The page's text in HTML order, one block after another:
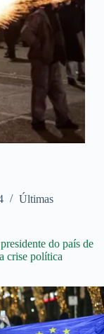
Últimas
do país de
crise política